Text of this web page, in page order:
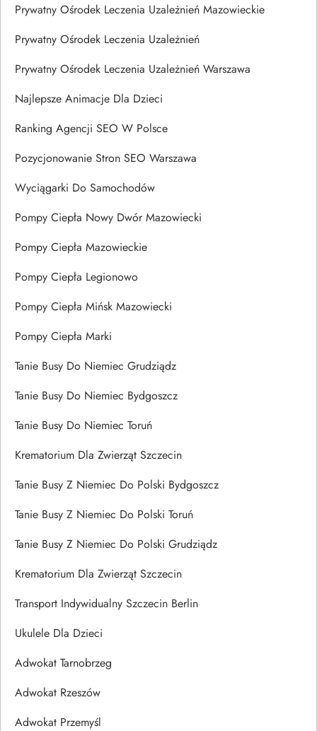
Prywatny Ośrodek Leczenia Uzależnień Mazowieckie
Prywatny Ośrodek Leczenia Uzależnień
Prywatny Ośrodek Leczenia Uzależnień Warszawa
Najlepsze Animacje Dla Dzieci
Ranking Agencji SEO W Polsce
Pozycjonowanie Stron SEO Warszawa
Wyciągarki Do Samochodów
Pompy Ciepła Nowy Dwór Mazowiecki
Pompy Ciepła Mazowieckie
Pompy Ciepła Legionowo
Pompy Ciepła Mińsk Mazowiecki
Pompy Ciepła Marki
Tanie Busy Do Niemiec Grudziądz
Tanie Busy Do Niemiec Bydgoszcz
Tanie Busy Do Niemiec Toruń
Krematorium Dla Zwierząt Szczecin
Tanie Busy Z Niemiec Do Polski Bydgoszcz
Tanie Busy Z Niemiec Do Polski Toruń
Tanie Busy Z Niemiec Do Polski Grudziądz
Krematorium Dla Zwierząt Szczecin
Transport Indywidualny Szczecin Berlin
Ukulele Dla Dzieci
Adwokat Tarnobrzeg
Adwokat Rzeszów
Adwokat Przemyśl